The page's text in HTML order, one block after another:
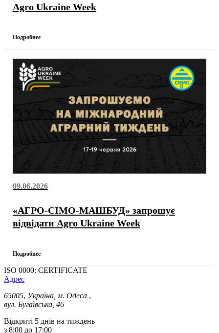
Agro Ukraine Week
Подробнее
09.06.2026
«АГРО-СІМО-МАШБУД» запрошує
відвідати Agro Ukraine Week
Подробнее
ISO 0000: CERTIFICATE
Адрес
65005, Україна, м. Одеса ,
вул. Бугаївська, 46
Відкриті 5 днів на тиждень
з 8:00 до 17:00